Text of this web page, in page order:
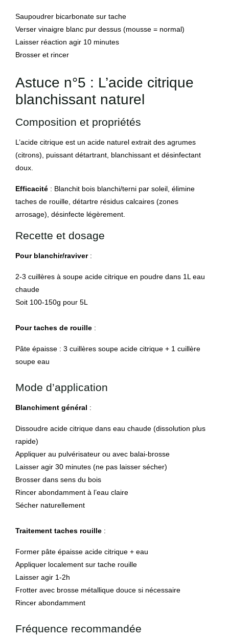
Saupoudrer bicarbonate sur tache
Verser vinaigre blanc pur dessus (mousse = normal)
Laisser réaction agir 10 minutes
Brosser et rincer
Astuce n°5 : L’acide citrique
blanchissant naturel
Composition et propriétés
L’acide citrique est un acide naturel extrait des agrumes
(citrons), puissant détartrant, blanchissant et désinfectant
doux.
Efficacité : Blanchit bois blanchi/terni par soleil, élimine
taches de rouille, détartre résidus calcaires (zones
arrosage), désinfecte légèrement.
Recette et dosage
Pour blanchir/raviver:
2-3 cuillères à soupe acide citrique en poudre dans 1L eau
chaude
Soit 100-150g pour 5L
Pour taches de rouille :
Pâte épaisse : 3 cuillères soupe acide citrique + 1 cuillère
soupe eau
Mode d’application
Blanchiment général :
Dissoudre acide citrique dans eau chaude (dissolution plus
rapide)
Appliquer au pulvérisateur ou avec balai-brosse
Laisser agir 30 minutes (ne pas laisser sécher)
Brosser dans sens du bois
Rincer abondamment à l’eau claire
Sécher naturellement
Traitement taches rouille :
Former pâte épaisse acide citrique + eau
Appliquer localement sur tache rouille
Laisser agir 1-2h
Frotter avec brosse métallique douce si nécessaire
Rincer abondamment
Fréquence recommandée